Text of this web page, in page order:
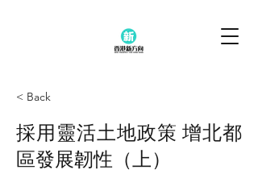
< Back
採用靈活土地政策 增北都
區發展韌性（上）